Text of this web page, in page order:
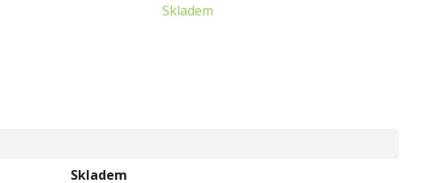
Skladem
Skladem